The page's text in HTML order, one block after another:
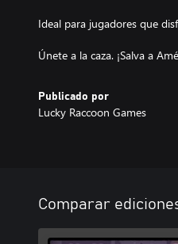
Ideal para jugadores que
Únete a la caza. ¡Salva a
Publicado por
Lucky Raccoon Games
Comparar